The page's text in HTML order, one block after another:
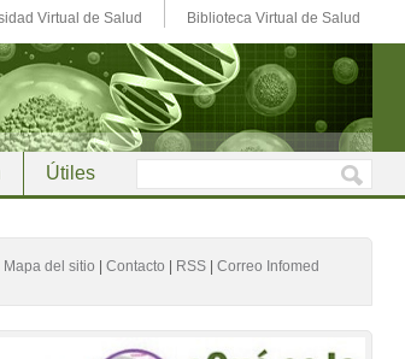
Virtual de Salud Biblioteca Virtual de Salud
Útiles
Mapa del sitio Contacto RSS| Correo Infomed